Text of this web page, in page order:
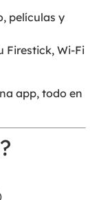
películas y
Firestick, Wi-Fi
app, todo en